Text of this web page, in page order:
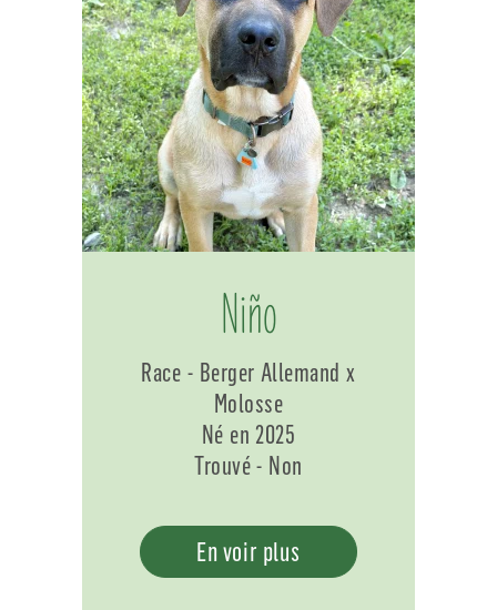
Niño
Race - Berger Allemand x
Molosse
Né en 2025
Trouvé - Non
En voir plus